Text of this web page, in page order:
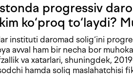
progressiv
ko‘proq to‘laydi?
instituti daromad solig‘ini
avval ham bir necha bor
va xatarlari, shuningdek,
hamda soliq maslahatchisi